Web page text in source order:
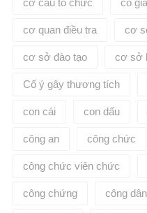
cơ quan điều tra cơ
cơ sở đào tạo cơ sở
Cố ý gây thương tích
con cái con dấu
công an công chức
công chức viên chức
công chứng công